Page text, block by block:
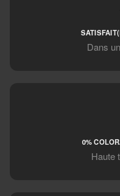
Dans
0%
Haute